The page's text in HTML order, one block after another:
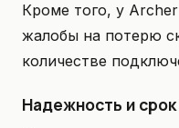
Кроме того, у
жалобы на потерю
количестве
Надежность и